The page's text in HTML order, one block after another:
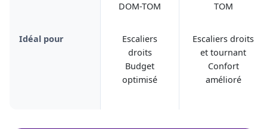
DOM-TOM
TOM
Idéal pour
Escaliers
droits
Budget
optimisé
Escaliers droits
et tournant
Confort
amélioré